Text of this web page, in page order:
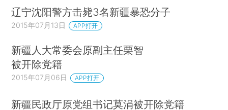
辽宁沈阳警方击毙3名新疆暴恐分子
2015年07月13日 APP打开
新疆人大常委会原副主任栗智
被开除党籍
2015年07月06日 APP打开
新疆民政厅原党组书记莫涓被开除党籍